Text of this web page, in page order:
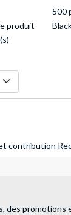
500
produit
contribution
des promotions